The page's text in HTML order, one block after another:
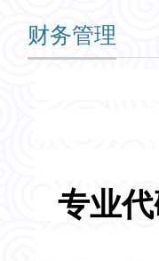
财务管理
专业